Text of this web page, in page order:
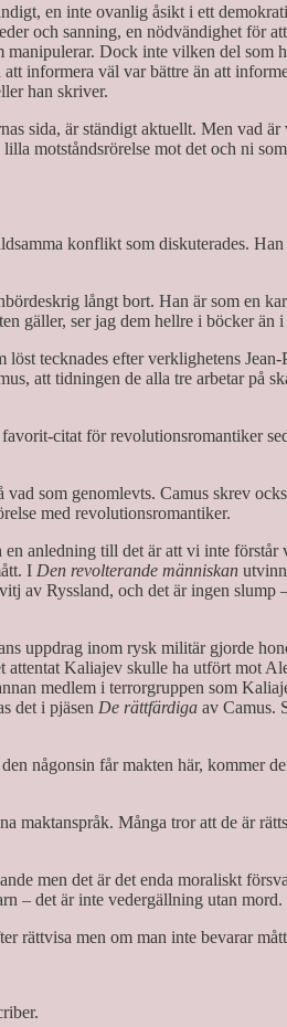
en inte ovanlig åsikt i ett
och sanning, en nödvändighet för
Dock inte vilken del som
informera väl var bättre än att
han skriver.
sida, är ständigt aktuellt. Men vad
motståndsrörelse mot det och ni
konflikt som diskuterades. Han
långt bort. Han är som en
gäller, ser jag dem hellre i böcker än
löst tecknades efter verklighetens
att tidningen de alla tre arbetar på
citat för revolutionsromantiker
som genomlevts. Camus skrev
med revolutionsromantiker.
anledning till det är att vi inte
I Den revolterande människan
av Ryssland, och det är ingen
uppdrag inom rysk militär gjorde
Kaliajev skulle ha utfört mot
medlem i terrorgruppen som
det i pjäsen De rättfärdiga av Camus.
någonsin får makten här, kommer
maktanspråk. Många tror att de är
men det är det enda moraliskt
– det är inte vedergällning utan mord.
rättvisa men om man inte bevarar